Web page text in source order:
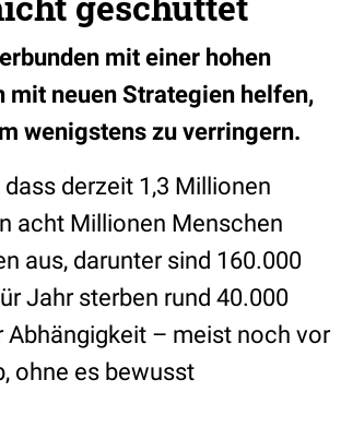
mit einer hohen
neuen Strategien helfen,
wenigstens zu verringern.
derzeit 1,3 Millionen
acht Millionen Menschen
aus, darunter sind 160.000
Jahr sterben rund 40.000
Abhängigkeit – meist noch vor
ohne es bewusst